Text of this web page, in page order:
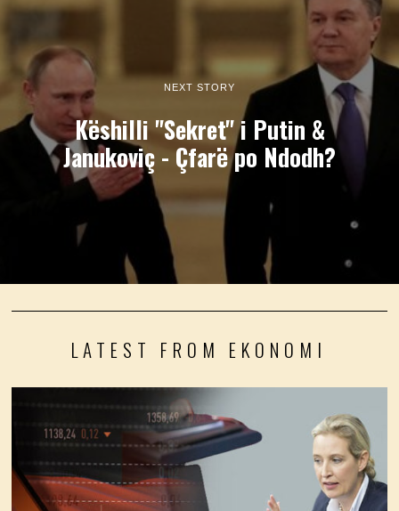
NEXT STORY
Këshilli "Sekret" i Putin &
Janukoviç - Çfarë po Ndodh?
LATEST FROM EKONOMI